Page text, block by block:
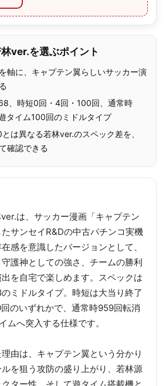
ver.を選ぶポイント
軸に、キャプテン翼らしいサッカー演
、時短0回・4回・100回、通常時
タイム100回のミドルタイプ
は異なる若林ver.のスペック差を、
確認できる
は、サッカー漫画「キャプテン
サンセイR&Dの中古パチンコ実機
感を意識したバージョンとして、
護神としての強さ、チームの勝利
を自宅で楽しめます。スペックは
ミドルタイプ。時短は大当り終了
のいずれかで、通常時959回転消
ムへ突入する仕様です。
由は、キャプテン翼という分かり
を狙う攻防の盛り上がり、若林源
ター性、そして遊タイム搭載機と